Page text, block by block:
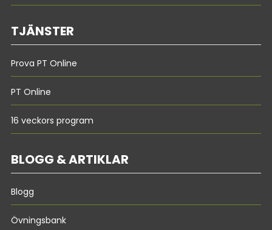
TJÄNSTER
Prova PT Online
PT Online
16 veckors program
BLOGG & ARTIKLAR
Blogg
Övningsbank